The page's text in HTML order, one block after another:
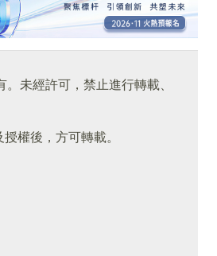
未經許可，禁止進行轉載、
授權後，方可轉載。